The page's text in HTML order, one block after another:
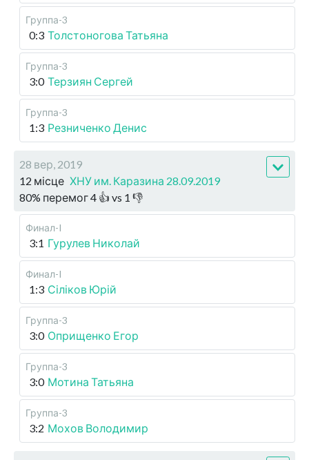
Группа-3
0:3 Толстоногова Татьяна
Группа-3
3:0 Терзиян Сергей
Группа-3
1:3 Резниченко Денис
28 вер, 2019
12 місце ХНУ им. Каразина 28.09.2019
80% перемог4 👍 vs 1 👎
Финал-I
3:1 Гурулев Николай
Финал-I
1:3 Сіліков Юрій
Группа-3
3:0 Оприщенко Егор
Группа-3
3:0 Мотина Татьяна
Группа-3
3:2 Мохов Володимир